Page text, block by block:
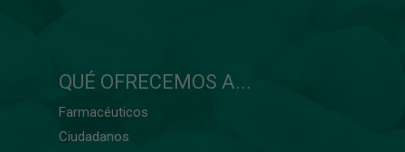
QUÉ OFRECEMOS A...
Farmacéuticos
Ciudadanos